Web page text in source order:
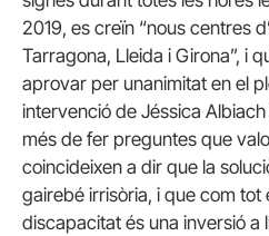
2019, es creïn “nous centres
Tarragona, Lleida i Girona”, i
aprovar per unanimitat en el
intervenció de Jéssica
més de fer preguntes que
coincideixen a dir que la
gairebé irrisòria, i que com tot
discapacitat és una inversió a